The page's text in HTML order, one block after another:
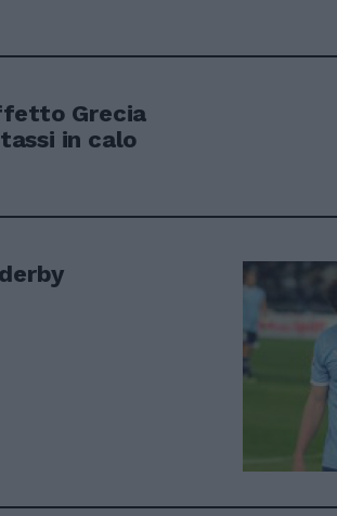
Grecia
in calo